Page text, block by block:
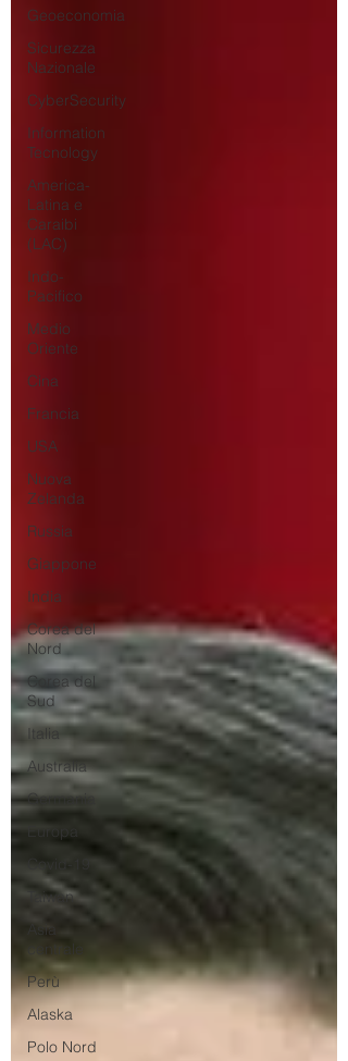
Geoeconomia
Sicurezza
Nazionale
CyberSecurity
Information
Tecnology
America-
Latina e
Caraibi
(LAC)
Indo-
Pacifico
Medio
Oriente
Cina
Francia
USA
Nuova
Zelanda
Russia
Giappone
India
Corea del
Nord
Corea del
Sud
Italia
Australia
Germania
Covid-19
Taiwan
Asia
Perù
Alaska
Polo Nord